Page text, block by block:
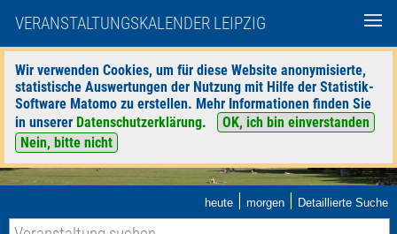
VERANSTALTUNGSKALENDER LEIPZIG
Wir verwenden Cookies, um für diese Website anonymisierte,
statistische Auswertungen der Nutzung mit Hilfe der Statistik-
Software Matomo zu erstellen. Mehr Informationen finden Sie
in unserer Datenschutzerklärung.
OK, ich bin einverstanden
Nein, bitte nicht
heute | morgen | Detaillierte Suche